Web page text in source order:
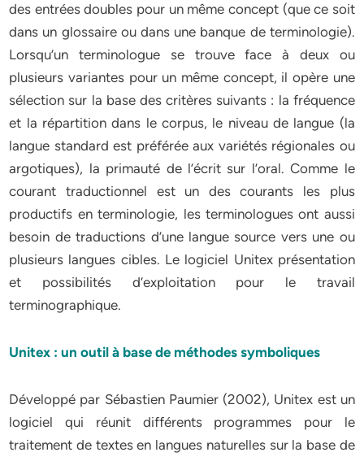
des entrées doubles pour un même concept (que ce soit
dans un glossaire ou dans une banque de terminologie).
Lorsqu’un terminologue se trouve face à deux ou
plusieurs variantes pour un même concept, il opère une
sélection sur la base des critères suivants : la fréquence
et la répartition dans le corpus, le niveau de langue (la
langue standard est préférée aux variétés régionales ou
argotiques), la primauté de l’écrit sur l’oral. Comme le
courant traductionnel est un des courants les plus
productifs en terminologie, les terminologues ont aussi
besoin de traductions d’une langue source vers une ou
plusieurs langues cibles. Le logiciel Unitex présentation
et possibilités d’exploitation pour le travail
terminographique.
Unitex : un outil à base de méthodes symboliques
Développé par Sébastien Paumier (2002), Unitex est un
logiciel qui réunit différents programmes pour le
traitement de textes en langues naturelles sur la base de